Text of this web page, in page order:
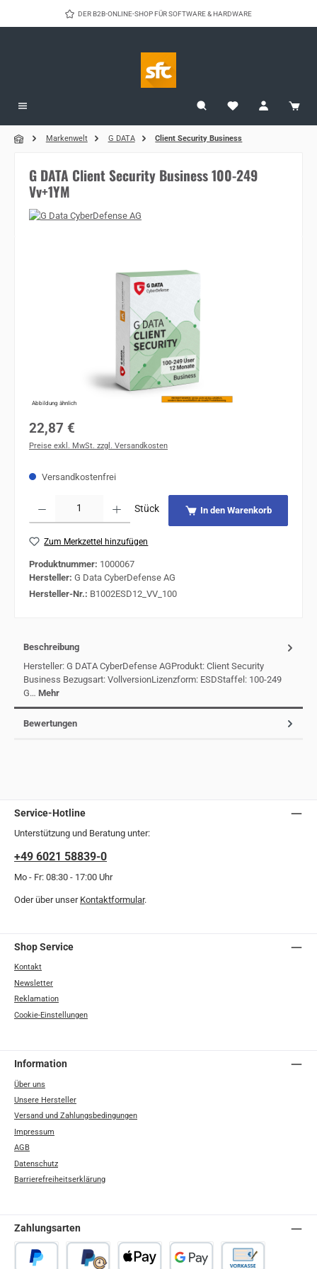
Zum Hauptinhalt springenDER B2B-ONLINE-SHOP FÜR SOFTWARE & HARDWARE
Markenwelt G DATA Client Security Business
G DATA Client Security Business 100-249
Vv+1YM
Abbildung ähnlich
Regulärer Preis:
22,87 €
Preise exkl. MwSt. zzgl. Versandkosten
Versandkostenfrei
Stück In den Warenkorb
Zum Merkzettel hinzufügen
Produktnummer: 1000067
Hersteller: G Data CyberDefense AG
Hersteller-Nr.: B1002ESD12_VV_100
Beschreibung
Hersteller: G DATA CyberDefense AGProdukt: Client Security
Business Bezugsart: VollversionLizenzform: ESDStaffel: 100-249
G… Mehr
Bewertungen
Service-Hotline
Unterstützung und Beratung unter:
+49 6021 58839-0
Mo - Fr: 08:30 - 17:00 Uhr
Oder über unser Kontaktformular.
Shop Service
Kontakt
Newsletter
Reklamation
Cookie-Einstellungen
Information
Über uns
Unsere Hersteller
Versand und Zahlungsbedingungen
Impressum
AGB
Datenschutz
Barrierefreiheitserklärung
Zahlungsarten